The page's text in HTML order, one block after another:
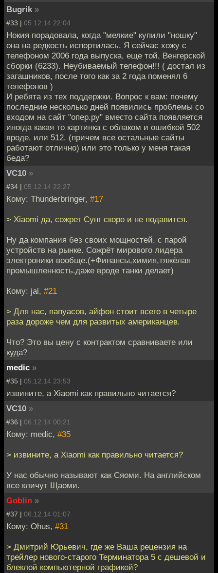
Bugrik »
#33 | 05.12.14 22:04
Нокия порадовала, когда "мелкие" купили "ношку"
она на редкость испортилась. Я сейчас хожу с
телефоном 2006 года выпуска, еще той, Венгерской
сборки (6233). Неубиваемый телефон!!! ( достал из
загашников, после того как за 2 года поменял 6
телефонов )
И ребята из тех поддержки. Вопрос к вам: почему
последние несколько дней появились проблемы со
входом на сайт "опер.ру" вместо сайта появляется
иногда какая то картинка с облаком и ошибкой 502
вроде, или 512. (причем все остальные сайты
работают отлично) или это только у меня такая
беда?
VC10 »
#34 | 05.12.14 22:27
Кому: Thunderbringer, #17
> Xiaomi да, сожрет Сунг скоро и не подавится.
Ну да компания без своих мощностей, с парой
устройств на рынке. Сожрёт мирового лидера
электроники вообще.(+Финансы,химия,тяжёлая
промышленность.даже вроде танки делает)
Кому: jal, #21
> Для нас, папуасов, айфон стоит всего в четыре
раза дороже чем для развитых американцев.
Что? Это вы цену с контрактом сравниваете или
куда?
medic »
#35 | 05.12.14 23:53
извините, а Xiaomi как правильно читается?
VC10 »
#36 | 06.12.14 00:21
Кому: medic, #35
> извините, а Xiaomi как правильно читается?
У нас обычно называют как Сяоми. На английском
все кличут Щаоми.
Goblin »
#37 | 06.12.14 01:07
Кому: Ohus, #31
> Дмитрий Юрьевич, где же Ваша рецензия на
трейлер нового-старого Терминатора 5 с дешевой и
блеклой компьютерной графикой?